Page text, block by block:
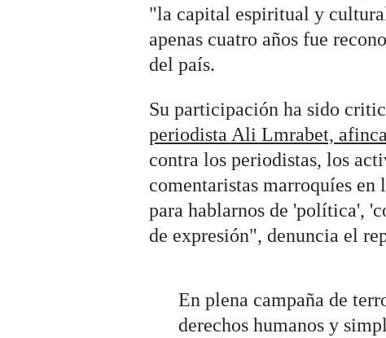
"la capital espiritual y
apenas cuatro años fue
del país.
Su participación ha sido
periodista Ali Lmrabet,
contra los periodistas, los
comentaristas marroquíes en
para hablarnos de 'política',
de expresión", denuncia el
En plena campaña de
derechos humanos y